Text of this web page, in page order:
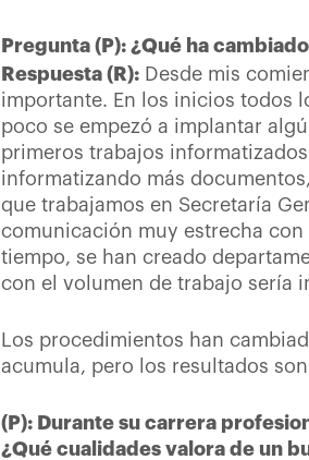
Pregunta (P): ¿Qué ha
Respuesta (R): Desde mis
importante. En los inicios todos
poco se empezó a implantar
primeros trabajos
informatizando más
que trabajamos en Secretaría
comunicación muy estrecha con
tiempo, se han creado
con el volumen de trabajo sería
Los procedimientos han
acumula, pero los resultados
(P): Durante su carrera
¿Qué cualidades valora de un